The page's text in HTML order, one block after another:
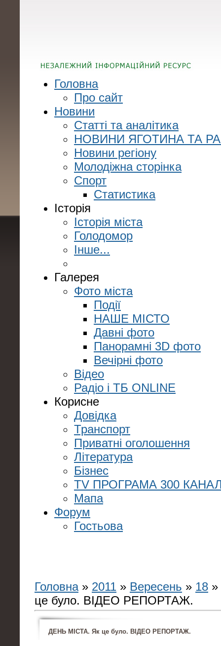
Головна
Про сайт
Новини
Статті та аналітика
НОВИНИ ЯГОТИНА ТА
Новини регіону
Молодіжна сторінка
Спорт
Статистика
Історія
Історія міста
Голодомор
Інше...
Галерея
Фото міста
Події
НАШЕ МІСТО
Давні фото
Панорамні 3D фото
Вечірні фото
Відео
Радіо і ТБ ONLINE
Корисне
Довідка
Транспорт
Приватні оголошення
Література
Бізнес
TV ПРОГРАМА 300
Мапа
Форум
Гостьова
Головна» 2011 » Вересень » 18
це було. ВІДЕО РЕПОРТАЖ.
ДЕНЬ МІСТА. Як це було. ВІДЕО РЕПОРТАЖ.